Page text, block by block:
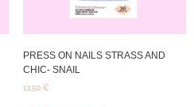
PRESS ON NAILS STRASS AND
CHIC- SNAIL
13,50 €